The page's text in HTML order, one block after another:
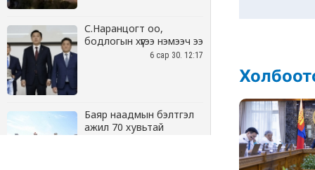
С.Наранцогт оо,
бодлогын хүүгээ нэмээч ээ
6 сар 30. 12:17
Баяр наадмын бэлтгэл
ажил 70 хувьтай